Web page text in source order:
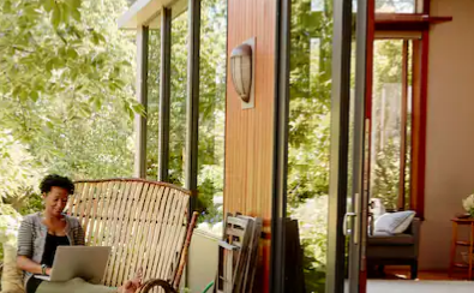
bas pour les parcourir ou en appuyant et en faisant glisser.